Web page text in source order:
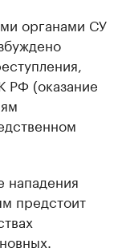
органами СУ
РФ (оказание
нападения
предстоит